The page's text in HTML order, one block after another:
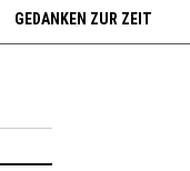
GEDANKEN ZUR ZEIT